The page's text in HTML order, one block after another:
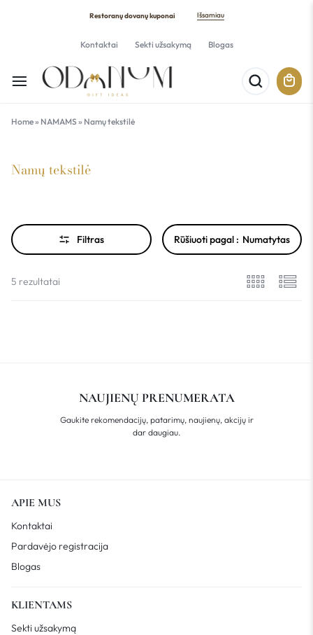
Restoranų dovanų kuponai Išsamiau
Kontaktai Sekti užsakymą Blogas
Home» NAMAMS » Namų tekstilė
Namų tekstilė
Filtras Rūšiuoti pagal : Numatytas
5 rezultatai
NAUJIENŲ PRENUMERATA
Gaukite rekomendacijų, patarimų, naujienų, akcijų ir
dar daugiau.
APIE MUS
Kontaktai
Pardavėjo registracija
Blogas
KLIENTAMS
Sekti užsakymą